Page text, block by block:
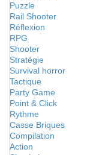
Puzzle
Rail Shooter
Réflexion
RPG
Shooter
Stratégie
Survival horror
Tactique
Party Game
Point & Click
Rythme
Casse Briques
Compilation
Action